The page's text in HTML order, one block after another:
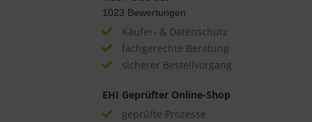
1023 Bewertungen
Käufer- & Datenschutz
fachgerechte Beratung
sicherer Bestellvorgang
EHI Geprüfter Online-Shop
geprüfte Prozesse